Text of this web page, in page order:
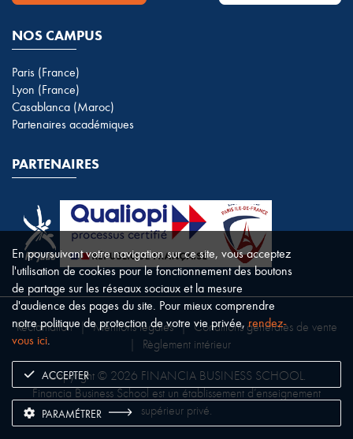
NOS CAMPUS
Paris (France)
Lyon (France)
Casablanca (Maroc)
Partenaires académiques
PARTENAIRES
Copyright © 2026 FINANCIA BUSINESS SCHOOL.
Financia Business School est un établissement d’enseignement
supérieur privé.
Réclamation | Mentions légales | Conditions générales de vente
Règlement intérieur
En poursuivant votre navigation sur ce site, vous acceptez
l'utilisation de cookies pour le fonctionnement des boutons
de partage sur les réseaux sociaux et la mesure
d'audience des pages du site. Pour mieux comprendre
notre politique de protection de votre vie privée,rendez-
vous ici.
ACCEPTER
PARAMÉTRER